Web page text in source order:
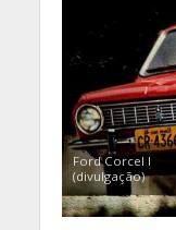
Ford Corcel I
(divulgação)